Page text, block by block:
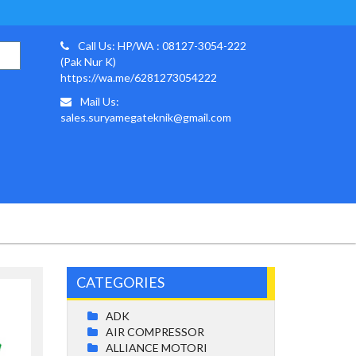
Call Us: HP/WA : 08127-3054-222
(Pak Nur K)
https://wa.me/6281273054222
Mail Us:
sales.suryamegateknik@gmail.com
CATEGORIES
ADK
AIR COMPRESSOR
ALLIANCE MOTORI